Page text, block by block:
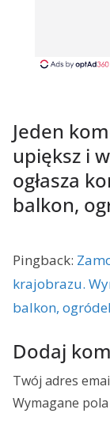
Jeden
upiększ i
ogłasza
balkon,
Pingback:
krajobrazu.
balkon,
Dodaj
Twój adres
Wymagane